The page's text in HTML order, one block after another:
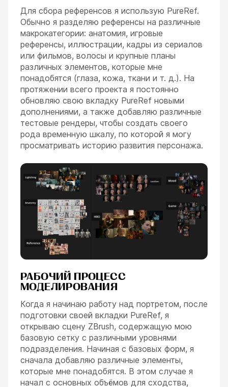
Для сбора референсов я использую PureRef.
Обычно я разделяю референсы на различные
макрокатегории: анатомия, игровые
референсы, иллюстрации, кадры из сериалов
или фильмов, волосы и крупные планы
различных элементов, которые мне
понадобятся (глаза, кожа, ткани и т. д.). На
протяжении всего проекта я постоянно
обновляю свою вкладку PureRef новыми
дополнениями, а также добавляю различные
тестовые рендеры, чтобы создать своего
рода временную шкалу, по которой я могу
просматривать историю развития персонажа.
РАБОЧИЙ ПРОЦЕСС
МОДЕЛИРОВАНИЯ
Когда я начинаю работу над портретом, после
подготовки своей вкладки PureRef, я
открываю сцену ZBrush, содержащую мою
базовую сетку с различными уровнями
подразделения. Начиная с базовых форм, я
сначала добавляю различные элементы,
которые мне понадобятся. В этом случае я
начал с основных объёмов для сходства,